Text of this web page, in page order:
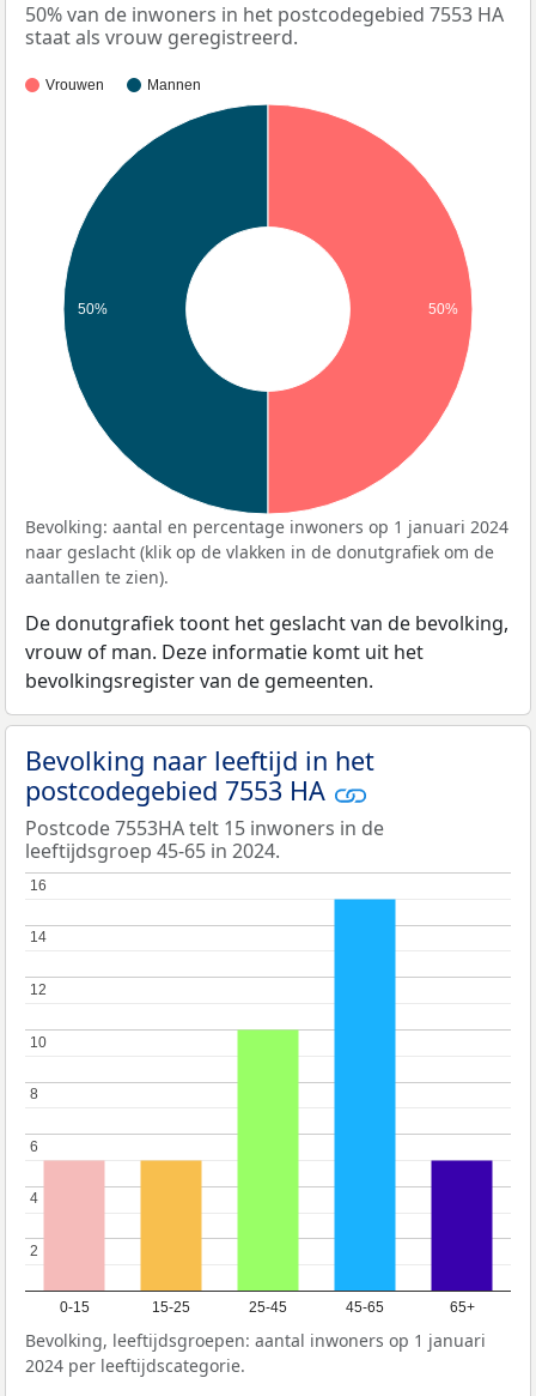
50% van de inwoners in het postcodegebied 7553 HA
staat als vrouw geregistreerd.
Vrouwen Mannen
50% 50%
Bevolking: aantal en percentage inwoners op 1 januari 2024
naar geslacht (klik op de vlakken in de donutgrafiek om de
aantallen te zien).
De donutgrafiek toont het geslacht van de bevolking,
vrouw of man. Deze informatie komt uit het
bevolkingsregister van de gemeenten.
Bevolking naar leeftijd in het
postcodegebied 7553 HA
Postcode 7553HA telt 15 inwoners in de
leeftijdsgroep 45-65 in 2024.
0-15 15-25 25-45 45-65 65+
2
2
4
4
6
6
8
8
10
10
12
12
14
14
16
16
Bevolking, leeftijdsgroepen: aantal inwoners op 1 januari
2024 per leeftijdscategorie.